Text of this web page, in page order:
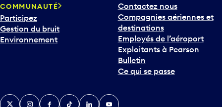
COMMUNAUTÉ
Participez
Gestion du bruit
Environnement
Contactez nous
Compagnies aériennes et
destinations
Employés de l’aéroport
Exploitants à Pearson
Bulletin
Ce qui se passe
TwitterInstagramFacebook
TikTokLinkedInYouTube